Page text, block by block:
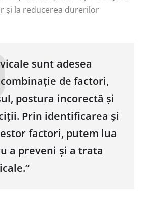
și la reducerea durerilor
sunt adesea
de factori,
postura incorectă și
Prin identificarea și
factori, putem lua
a preveni și a trata